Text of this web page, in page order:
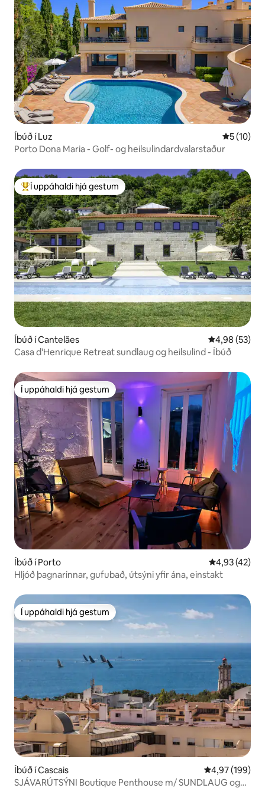
Íbúð í Luz 5 af 5 í
5 (10)
Porto Dona Maria - Golf- og heilsulindardvalarstaður
Í mestu uppáhaldi hjá gestum
Í uppáhaldi hjá gestum
Íbúð í Cantelães 4,98 af 5 í
4,98 (53)
Casa d'Henrique Retreat sundlaug og heilsulind - Íbúð
Í uppáhaldi hjá gestum
Í uppáhaldi hjá gestum
Íbúð í Porto 4,93 af 5 í
4,93 (42)
Hljóð þagnarinnar, gufubað, útsýni yfir ána, einstakt
Í uppáhaldi hjá gestum
Í uppáhaldi hjá gestum
Íbúð í Cascais 4,97 af 5 í
4,97 (199)
SJÁVARÚTSÝNI Boutique Penthouse m/ SUNDLAUG og